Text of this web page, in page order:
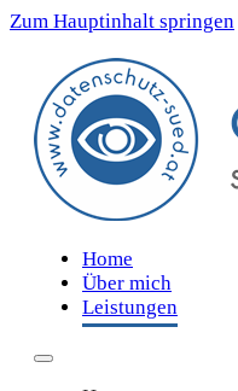
Zum Hauptinhalt springen
Home
Über mich
Leistungen